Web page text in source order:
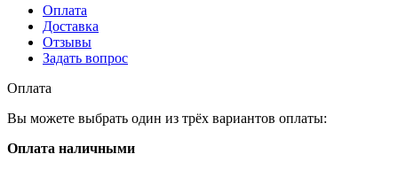
Оплата
Доставка
Отзывы
Задать вопрос
Оплата
Вы можете выбрать один из трёх вариантов оплаты:
Оплата наличными